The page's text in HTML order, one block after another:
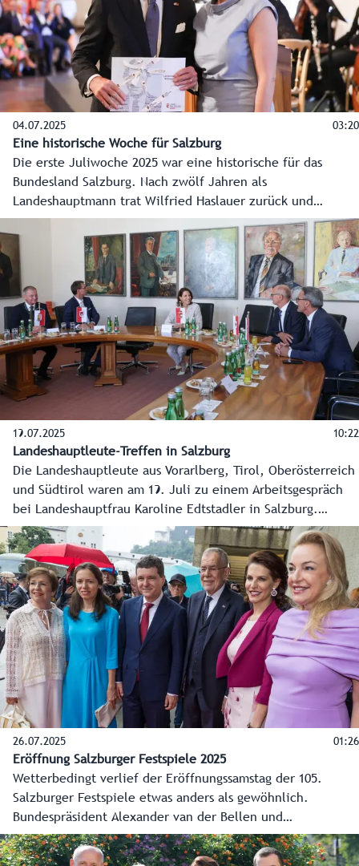
bereits heute auf dem Programm.
04.07.2025 03:20
Eine historische Woche für Salzburg
Die erste Juliwoche 2025 war eine historische für das
Bundesland Salzburg. Nach zwölf Jahren als
Landeshauptmann trat Wilfried Haslauer zurück und
Karoline Edtstadler folgte im nach ihrer Wahl durch den
Salzburger Landtag nach. Die wichtigsten Stationen dieser
Woche - vom Hearing der Landeshauptfrau bis zum
Ehrungsfestakt für den Landeshauptmann a. D. - gibt es im
Video auf Salzburg ON.
19.07.2025 10:22
Landeshauptleute-Treffen in Salzburg
Die Landeshauptleute aus Vorarlberg, Tirol, Oberösterreich
und Südtirol waren am 19. Juli zu einem Arbeitsgespräch
bei Landeshauptfrau Karoline Edtstadler in Salzburg.
Besprochen wurden die Themen Gesundheit, Bildung,
Verkehr, Finanzen und Vereinfachungen in Verfassung- und
Verwaltung.
26.07.2025 01:26
Eröffnung Salzburger Festspiele 2025
Wetterbedingt verlief der Eröffnungssamstag der 105.
Salzburger Festspiele etwas anders als gewöhnlich.
Bundespräsident Alexander van der Bellen und
Landeshauptfrau Karoline Edtstadler empfingen als
Staatsgast den rumänischen Präsidenten Nicușor Dan mit